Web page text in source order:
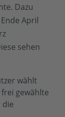
Dazu
April
sehen
wählt
gewählte
die